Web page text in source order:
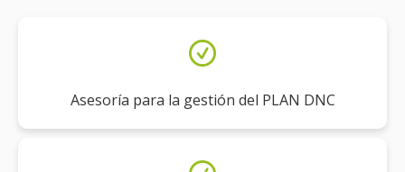
Asesoría para la gestión del PLAN DNC